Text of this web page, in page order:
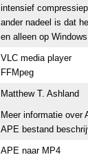
intensief
ander nadeel is dat
en alleen op
VLC media player
FFMpeg
Matthew T. Ashland
Meer informatie over
APE bestand
APE naar MP4